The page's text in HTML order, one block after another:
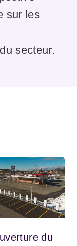
sur les
secteur.
du